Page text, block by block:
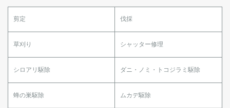
剪定 伐採
草刈り シャッター修理
シロアリ駆除 ダニ・ノミ・トコジラミ駆除
蜂の巣駆除 ムカデ駆除